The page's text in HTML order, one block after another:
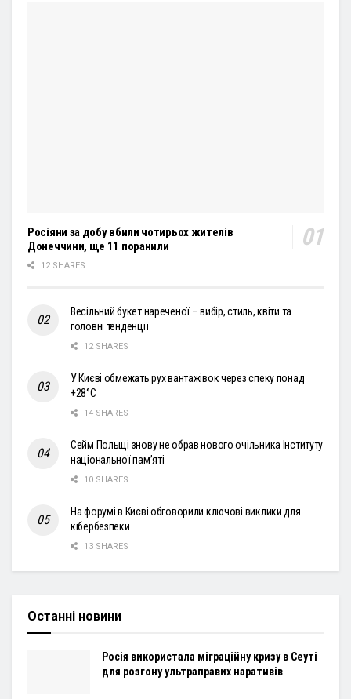
Росіяни за добу вбили чотирьох жителів
Донеччини, ще 11 поранили
12 SHARES
Весільний букет нареченої – вибір, стиль, квіти та
головні тенденції
12 SHARES
У Києві обмежать рух вантажівок через спеку понад
+28°С
14 SHARES
Сейм Польщі знову не обрав нового очільника Інституту
національної пам’яті
10 SHARES
На форумі в Києві обговорили ключові виклики для
кібербезпеки
13 SHARES
Останні новини
Росія використала міграційну кризу в Сеуті
для розгону ультраправих наративів